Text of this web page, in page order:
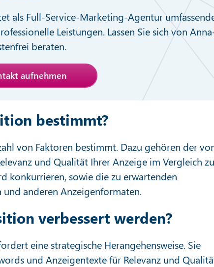
als Full-Service-Marketing-Agentur
Leistungen. Lassen Sie sich von
beraten.
aufnehmen
bestimmt?
von Faktoren bestimmt. Dazu gehören der
und Qualität Ihrer Anzeige im Vergleich zu
konkurrieren, sowie die zu erwartenden
anderen Anzeigenformaten.
verbessert werden?
eine strategische Herangehensweise. Sie
und Anzeigentexte für Relevanz und